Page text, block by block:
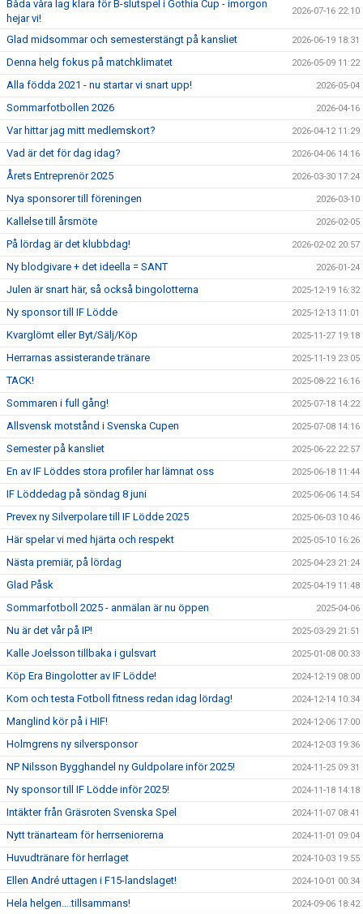
Båda våra lag klara för B-slutspel i Gothia Cup - imorgon
hejar vi!
2026-07-16 22:10
Glad midsommar och semesterstängt på kansliet 2026-06-19 18:31
Denna helg fokus på matchklimatet 2026-05-09 11:22
Alla födda 2021 - nu startar vi snart upp! 2026-05-04
Sommarfotbollen 2026 2026-04-16
Var hittar jag mitt medlemskort? 2026-04-12 11:29
Vad är det för dag idag? 2026-04-06 14:16
Årets Entreprenör 2025 2026-03-30 17:24
Nya sponsorer till föreningen 2026-03-10
Kallelse till årsmöte 2026-02-05
På lördag är det klubbdag! 2026-02-02 20:57
Ny blodgivare + det ideella = SANT 2026-01-24
Julen är snart här, så också bingolotterna 2025-12-19 16:32
Ny sponsor till IF Lödde 2025-12-13 11:01
Kvarglömt eller Byt/Sälj/Köp 2025-11-27 19:18
Herrarnas assisterande tränare 2025-11-19 23:05
TACK! 2025-08-22 16:16
Sommaren i full gång! 2025-07-18 14:22
Allsvensk motstånd i Svenska Cupen 2025-07-08 14:16
Semester på kansliet 2025-06-22 22:57
En av IF Löddes stora profiler har lämnat oss 2025-06-18 11:44
IF Löddedag på söndag 8 juni 2025-06-06 14:54
Prevex ny Silverpolare till IF Lödde 2025 2025-06-03 10:46
Här spelar vi med hjärta och respekt 2025-05-10 16:26
Nästa premiär, på lördag 2025-04-23 21:24
Glad Påsk 2025-04-19 11:48
Sommarfotboll 2025 - anmälan är nu öppen 2025-04-06
Nu är det vår på IP! 2025-03-29 21:51
Kalle Joelsson tillbaka i gulsvart 2025-01-08 00:33
Köp Era Bingolotter av IF Lödde! 2024-12-19 08:00
Kom och testa Fotboll fitness redan idag lördag! 2024-12-14 10:34
Manglind kör på i HIF! 2024-12-06 17:00
Holmgrens ny silversponsor 2024-12-03 19:36
NP Nilsson Bygghandel ny Guldpolare inför 2025! 2024-11-25 09:31
Ny sponsor till IF Lödde inför 2025! 2024-11-18 14:18
Intäkter från Gräsroten Svenska Spel 2024-11-07 08:41
Nytt tränarteam för herrseniorerna 2024-11-01 09:04
Huvudtränare för herrlaget 2024-10-03 19:55
Ellen André uttagen i F15-landslaget! 2024-10-01 00:34
Hela helgen….tillsammans! 2024-09-06 18:42